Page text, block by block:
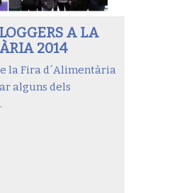
A LA
2014
la Fira d´Alimentària
alguns dels